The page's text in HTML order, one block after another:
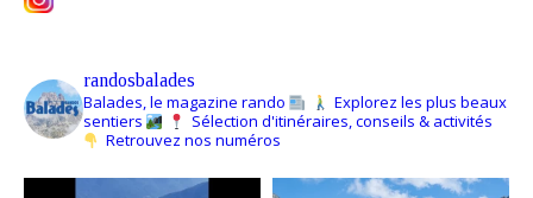
randosbalades
Balades, le magazine rando
Explorez les plus beaux
sentiers
Sélection d'itinéraires, conseils & activités
Retrouvez nos numéros